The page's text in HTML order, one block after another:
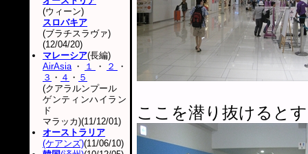
ここを潜り抜けると
(ウィーン)
スロバキア
(ブラチスラヴァ)
(12/04/20)
マレーシア(長編)
AirAsia・ １ ・ ２
・
３ ・ ４ ・ ５
(クアラルンプール
ゲンティンハイラン
ド
マラッカ)(11/12/01)
オーストラリア
(ケアンズ)(11/06/10)